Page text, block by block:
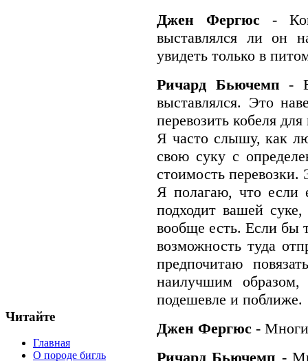
Читайте
Главная
О породе бигль
Джен Фергюс-
выставлялся ли он
увидеть только в
Ричард Бьючемп-
выставлялся. Это
перевозить кобеля
Я часто слышу, как
свою суку с
стоимость
Я полагаю, что если
подходит вашей
вообще есть. Если бы
возможность туда
предпочитаю
наилучшим
подешевле и поближе.
Джен Фергюс -
Ричард Бьючемп -